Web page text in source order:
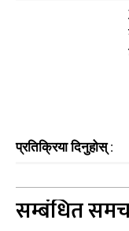
प्रतिक्रिया दिनुहोस् :
सम्बंधित